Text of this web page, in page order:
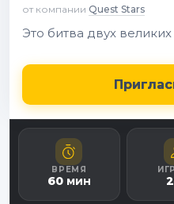
от компании Quest Stars
Это битва двух
ВРЕМЯ
60мин 2